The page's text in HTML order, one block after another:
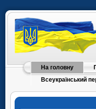
На головну
Всеукраїнський